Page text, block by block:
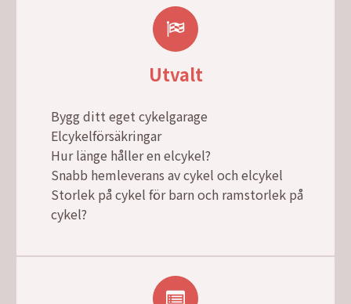
Utvalt
Bygg ditt eget cykelgarage
Elcykelförsäkringar
Hur länge håller en elcykel?
Snabb hemleverans av cykel och elcykel
Storlek på cykel för barn och ramstorlek på
cykel?